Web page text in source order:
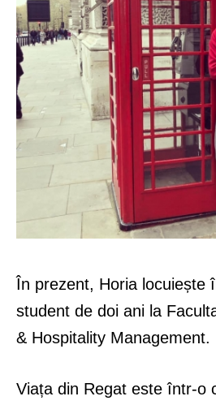
În prezent, Horia locuiește
student de doi ani la
& Hospitality Management.
Viața din Regat este într-o